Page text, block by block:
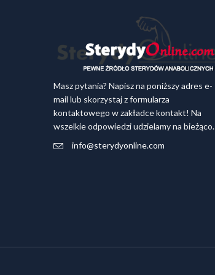
Masz pytania? Napisz na poniższy adres e-
mail lub skorzystaj z formularza
kontaktowego w zakładce kontakt! Na
wszelkie odpowiedzi udzielamy na bieżąco.
info@sterydyonline.com